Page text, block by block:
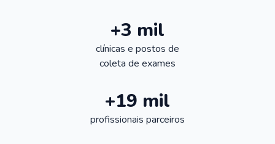
+3 mil
clínicas e postos de
coleta de exames
+19 mil
profissionais parceiros